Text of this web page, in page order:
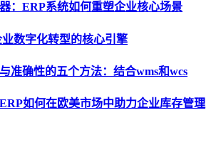
：ERP系统如何重塑企业核心场景
数字化转型的核心引擎
准确性的五个方法：结合wms和wcs
如何在欧美市场中助力企业库存管理